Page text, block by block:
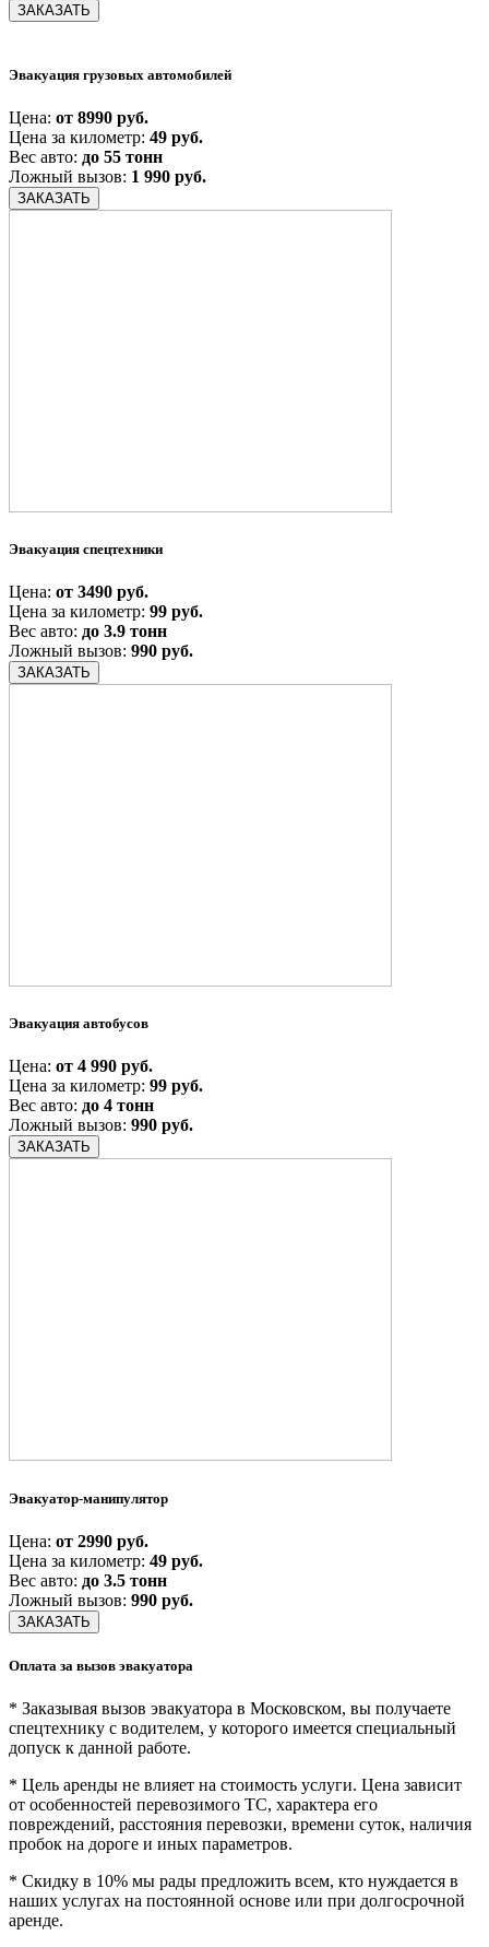
ЗАКАЗАТЬ
Эвакуация грузовых автомобилей
Цена: от 8990 руб.
Цена за километр: 49 руб.
Вес авто: до 55 тонн
Ложный вызов: 1 990 руб.
ЗАКАЗАТЬ
Эвакуация спецтехники
Цена: от 3490 руб.
Цена за километр: 99 руб.
Вес авто: до 3.9 тонн
Ложный вызов: 990 руб.
ЗАКАЗАТЬ
Эвакуация автобусов
Цена: от 4 990 руб.
Цена за километр: 99 руб.
Вес авто: до 4 тонн
Ложный вызов: 990 руб.
ЗАКАЗАТЬ
Эвакуатор-манипулятор
Цена: от 2990 руб.
Цена за километр: 49 руб.
Вес авто: до 3.5 тонн
Ложный вызов: 990 руб.
ЗАКАЗАТЬ
Оплата за вызов эвакуатора
* Заказывая вызов эвакуатора в Московском, вы получаете
спецтехнику с водителем, у которого имеется специальный
допуск к данной работе.
* Цель аренды не влияет на стоимость услуги. Цена зависит
от особенностей перевозимого ТС, характера его
повреждений, расстояния перевозки, времени суток, наличия
пробок на дороге и иных параметров.
* Скидку в 10% мы рады предложить всем, кто нуждается в
наших услугах на постоянной основе или при долгосрочной
аренде.